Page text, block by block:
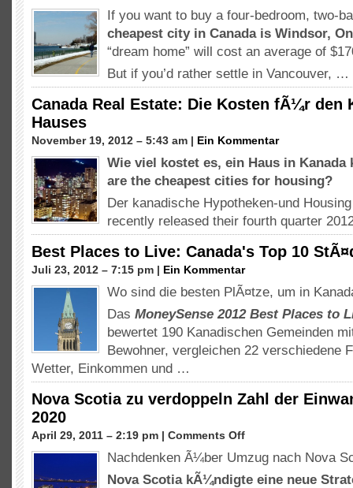
10
GÃ¼nstigste
Haus
in
Kanada
If you want to buy a four-bedroom, two-
cheapest city in Canada is Windsor,
“dream home” will cost an average of
But if you’d rather settle in Vancouver, …
Canada Real Estate: Die Kosten fÃ¼r den
Hauses
November 19, 2012 – 5:43 am | Ein Kommentar
Wie viel kostet es, ein Haus in Kanada
are the cheapest cities for housing?
Der kanadische Hypotheken-und
recently released their fourth quarter
Best Places to Live: Canada's Top 10
Juli 23, 2012 – 7:15 pm | Ein Kommentar
Wo sind die besten PlÃ¤tze, um in
Das MoneySense 2012 Best Places to
bewertet 190 Kanadischen Gemeinden
Bewohner, vergleichen 22 verschiedene
Wetter, Einkommen und …
Nova Scotia zu verdoppeln Zahl der
2020
April 29, 2011 – 2:19 pm | Comments Offauf
Scotia
Nachdenken Ã¼ber Umzug nach Nova
Nova Scotia kÃ¼ndigte eine neue